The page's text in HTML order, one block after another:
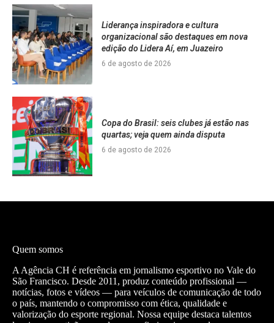
Liderança inspiradora e cultura
organizacional são destaques em nova
edição do Lidera Aí, em Juazeiro
6 de agosto de 2026
Copa do Brasil: seis clubes já estão nas
quartas; veja quem ainda disputa
6 de agosto de 2026
Quem somos
A Agência CH é referência em jornalismo esportivo no Vale do
São Francisco. Desde 2011, produz conteúdo profissional —
notícias, fotos e vídeos — para veículos de comunicação de todo
o país, mantendo o compromisso com ética, qualidade e
valorização do esporte regional. Nossa equipe destaca talentos